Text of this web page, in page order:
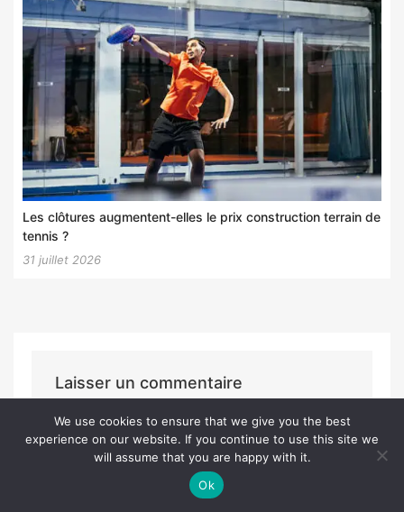
Les clôtures augmentent-elles le prix construction terrain de
tennis ?
31 juillet 2026
Laisser un commentaire
un commentaire.
We use cookies to ensure that we give you the best
experience on our website. If you continue to use this site we
will assume that you are happy with it.
Ok